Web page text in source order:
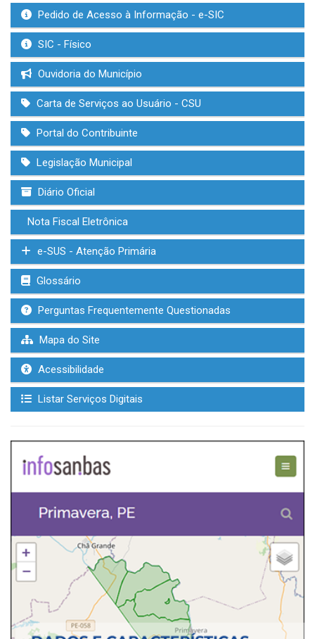
Pedido de Acesso à Informação - e-SIC
SIC - Físico
Ouvidoria do Município
Carta de Serviços ao Usuário - CSU
Portal do Contribuinte
Legislação Municipal
Diário Oficial
Nota Fiscal Eletrônica
e-SUS - Atenção Primária
Glossário
Perguntas Frequentemente Questionadas
Mapa do Site
Acessibilidade
Listar Serviços Digitais